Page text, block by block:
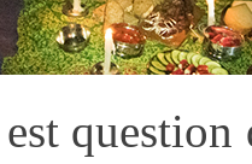
question